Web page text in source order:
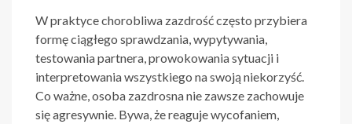
W praktyce chorobliwa zazdrość często przybiera
formę ciągłego sprawdzania, wypytywania,
testowania partnera, prowokowania sytuacji i
interpretowania wszystkiego na swoją niekorzyść.
Co ważne, osoba zazdrosna nie zawsze zachowuje
się agresywnie. Bywa, że reaguje wycofaniem,